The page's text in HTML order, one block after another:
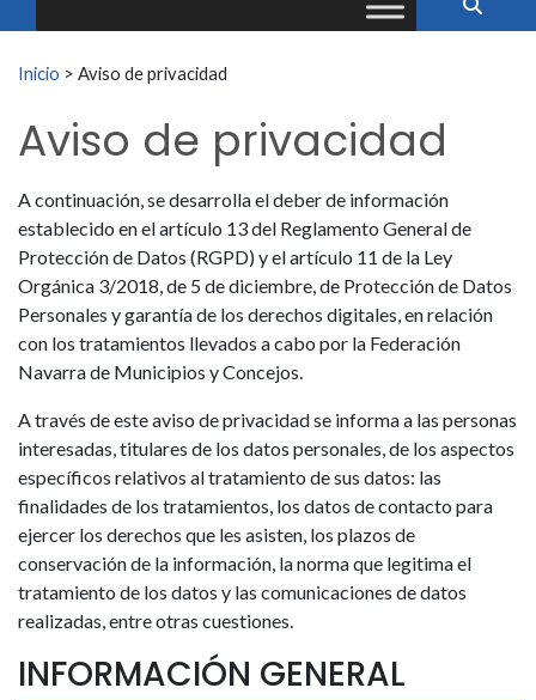
Buscar:
Inicio > Aviso de privacidad
Aviso de privacidad
A continuación, se desarrolla el deber de información
establecido en el artículo 13 del Reglamento General de
Protección de Datos (RGPD) y el artículo 11 de la Ley
Orgánica 3/2018, de 5 de diciembre, de Protección de Datos
Personales y garantía de los derechos digitales, en relación
con los tratamientos llevados a cabo por la Federación
Navarra de Municipios y Concejos.
A través de este aviso de privacidad se informa a las personas
interesadas, titulares de los datos personales, de los aspectos
específicos relativos al tratamiento de sus datos: las
finalidades de los tratamientos, los datos de contacto para
ejercer los derechos que les asisten, los plazos de
conservación de la información, la norma que legitima el
tratamiento de los datos y las comunicaciones de datos
realizadas, entre otras cuestiones.
INFORMACIÓN GENERAL